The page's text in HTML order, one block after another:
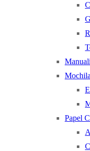
Papel